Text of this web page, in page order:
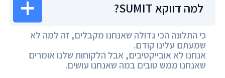
למה דווקא SUMIT?
כי התלונה הכי גדולה שאנחנו מקבלים, זה למה לא
שמעתם עלינו קודם.
אנחנו לא אובייקטיבים, אבל הלקוחות שלנו אומרים
שאנחנו ממש טובים במה שאנחנו עושים.